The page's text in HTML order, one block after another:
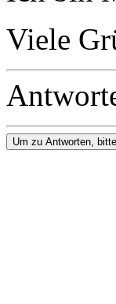
Viele
Um zu Antworten,